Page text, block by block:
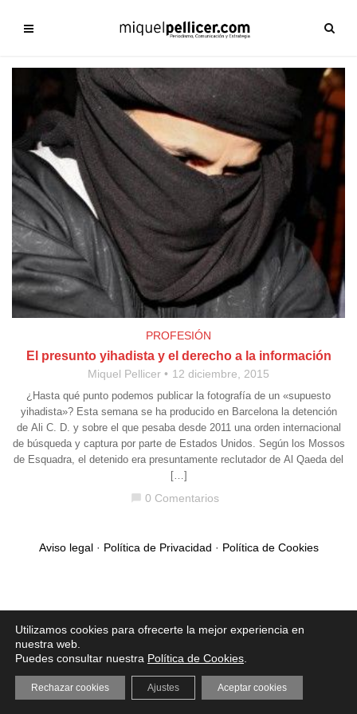
PROFESIÓN
El presunto yihadista y el derecho a la información
Miquel Pellicer 12 diciembre, 2015
¿Hasta qué punto podemos publicar la fotografía de un «supuesto
yihadista»? Esta semana se ha producido en Barcelona la detención
de Ali C. D. y sobre el que pesaba desde 2011 una orden internacional
de búsqueda y captura por parte de Estados Unidos. Según los Mossos
de Esquadra, el detenido era presuntamente reclutador de Al Qaeda del
[…]
0 Comentarios
Aviso legal· Política de Privacidad · Política de Cookies
Utilizamos cookies para ofrecerte la mejor experiencia en
nuestra web.
Puedes consultar nuestra Política de Cookies
Aceptar cookies
Rechazar cookies Ajustes